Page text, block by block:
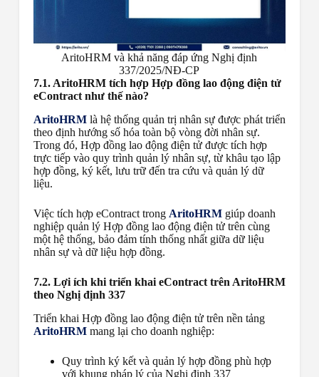
AritoHRM và khả năng đáp ứng Nghị định
337/2025/NĐ-CP
7.1. AritoHRM tích hợp Hợp đồng lao động điện tử
eContract như thế nào?
AritoHRM là hệ thống quản trị nhân sự được phát triển
theo định hướng số hóa toàn bộ vòng đời nhân sự.
Trong đó, Hợp đồng lao động điện tử được tích hợp
trực tiếp vào quy trình quản lý nhân sự, từ khâu tạo lập
hợp đồng, ký kết, lưu trữ đến tra cứu và quản lý dữ
liệu.
Việc tích hợp eContract trong AritoHRMgiúp doanh
nghiệp quản lý Hợp đồng lao động điện tử trên cùng
một hệ thống, bảo đảm tính thống nhất giữa dữ liệu
nhân sự và dữ liệu hợp đồng.
7.2. Lợi ích khi triển khai eContract trên AritoHRM
theo Nghị định 337
Triển khai Hợp đồng lao động điện tử trên nền tảng
AritoHRMmang lại cho doanh nghiệp:
Quy trình ký kết và quản lý hợp đồng phù hợp
với khung pháp lý của Nghị định 337